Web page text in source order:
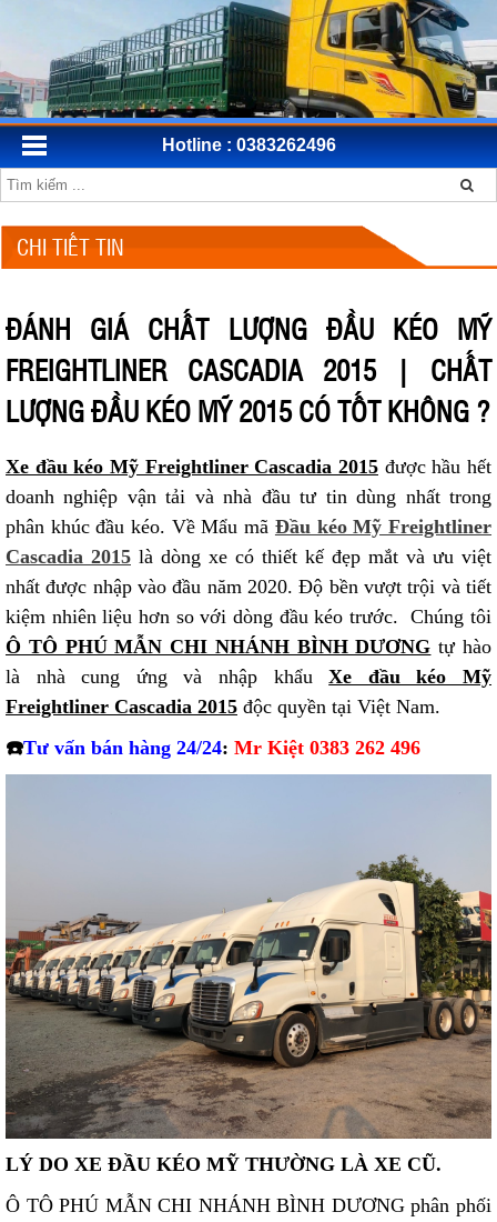
Hotline : 0383262496
CHI TIẾT TIN
ĐÁNH GIÁ CHẤT LƯỢNG ĐẦU KÉO MỸ
FREIGHTLINER CASCADIA 2015 | CHẤT
LƯỢNG ĐẦU KÉO MỸ 2015 CÓ TỐT KHÔNG ?
Xe đầu kéo Mỹ Freightliner Cascadia 2015 được hầu hết
doanh nghiệp vận tải và nhà đầu tư tin dùng nhất trong
phân khúc đầu kéo. Về Mẩu mã Đầu kéo Mỹ Freightliner
Cascadia 2015 là dòng xe có thiết kế đẹp mắt và ưu việt
nhất được nhập vào đầu năm 2020. Độ bền vượt trội và tiết
kiệm nhiên liệu hơn so với dòng đầu kéo trước. Chúng tôi
Ô TÔ PHÚ MẪN CHI NHÁNH BÌNH DƯƠNG tự hào
là nhà cung ứng và nhập khẩuXe đầu kéo Mỹ
Freightliner Cascadia 2015 độc quyền tại Việt Nam.
☎️Tư vấn bán hàng 24/24: Mr Kiệt 0383 262 496
LÝ DO XE ĐẦU KÉO MỸ THƯỜNG LÀ XE CŨ.
Ô TÔ PHÚ MẪN CHI NHÁNH BÌNH DƯƠNG phân phối